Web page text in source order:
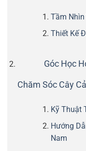
Tầm Nhìn
Thiết Kế
Góc Học
Chăm Sóc Cây
Kỹ Thuật
Hướng
Nam